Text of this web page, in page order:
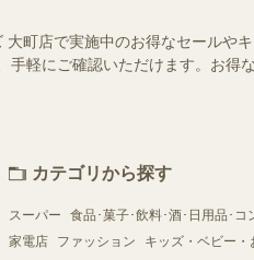
町店で実施中のお得なセールや
軽にご確認いただけます。お得
カテゴリから探す
スーパー 食品･菓子･飲料･酒･日用品･コ
家電店
ファッション キッズ・ベビー・